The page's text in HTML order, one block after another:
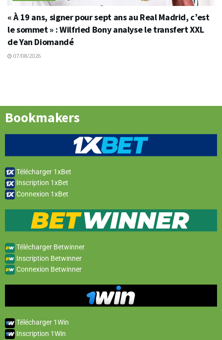
« À 19 ans, signer pour sept ans au Real Madrid, c’est
le sommet » : Wilfried Bony analyse le transfert XXL
de Yan Diomandé
07/08/2026
Bookmakers
Télécharger 1xBet
Inscription 1xBet
Connexion 1xBet
Télécharger Betwinner
Inscription Betwinner
Connexion Betwinner
Télécharger 1Win
Inscription 1Win